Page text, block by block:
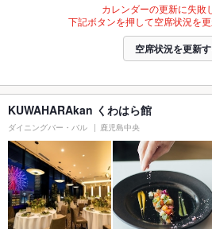
カレンダーの更新に失敗
下記ボタンを押して空席状況を更
空席状況を更新
KUWAHARAkan くわはら館
ダイニングバー・バル 鹿児島中央